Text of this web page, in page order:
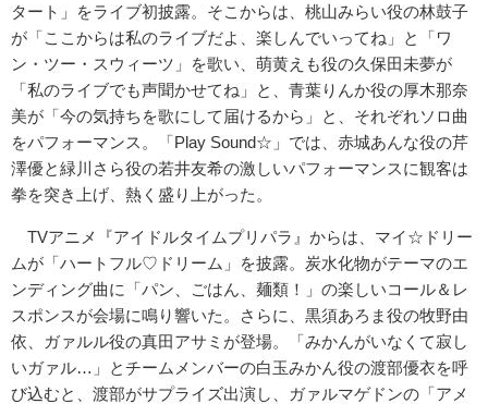
タート」をライブ初披露。そこからは、桃山みらい役の林鼓子
が「ここからは私のライブだよ、楽しんでいってね」と「ワ
ン・ツー・スウィーツ」を歌い、萌黄えも役の久保田未夢が
「私のライブでも声聞かせてね」と、青葉りんか役の厚木那奈
美が「今の気持ちを歌にして届けるから」と、それぞれソロ曲
をパフォーマンス。「Play Sound☆」では、赤城あんな役の芹
澤優と緑川さら役の若井友希の激しいパフォーマンスに観客は
拳を突き上げ、熱く盛り上がった。
TVアニメ『アイドルタイムプリパラ』からは、マイ☆ドリー
ムが「ハートフル♡ドリーム」を披露。炭水化物がテーマのエ
ンディング曲に「パン、ごはん、麺類！」の楽しいコール＆レ
スポンスが会場に鳴り響いた。さらに、黒須あろま役の牧野由
依、ガァルル役の真田アサミが登場。「みかんがいなくて寂し
いガァル…」とチームメンバーの白玉みかん役の渡部優衣を呼
び込むと、渡部がサプライズ出演し、ガァルマゲドンの「アメ